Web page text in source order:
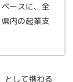
ースに、全
内の起業支
として携わる